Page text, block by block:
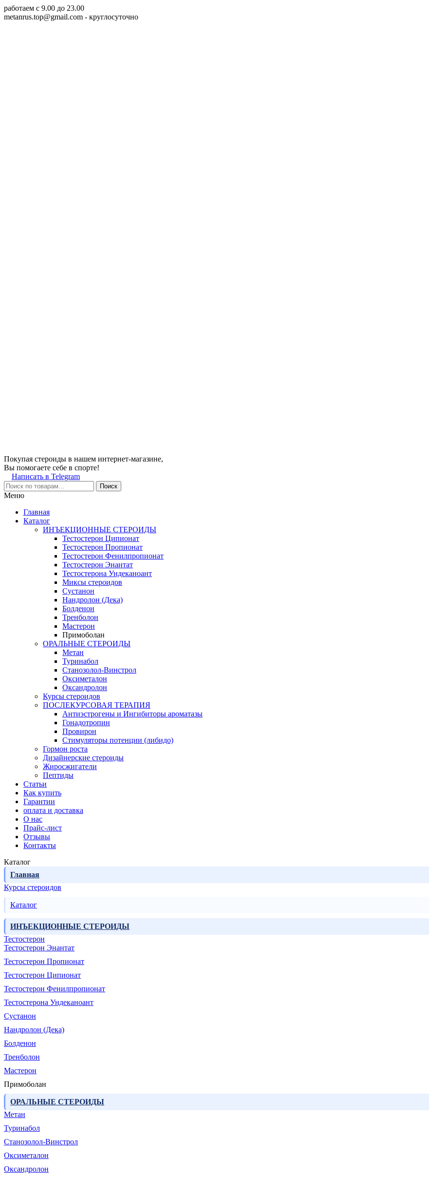
работаем c 9.00 до 23.00
metanrus.top@gmail.com - круглосуточно
Покупая стероиды в нашем интернет-магазине,
Вы помогаете себе в спорте!
Написать в Telegram
Поиск
Меню
Главная
Каталог
ИНЪЕКЦИОННЫЕ СТЕРОИДЫ
Тестостерон Ципионат
Тестостерон Пропионат
Тестостерон Фенилпропионат
Тестостерон Энантат
Тестостерона Ундеканоант
Миксы стероидов
Сустанон
Нандролон (Дека)
Болденон
Тренболон
Мастерон
Примоболан
ОРАЛЬНЫЕ СТЕРОИДЫ
Метан
Туринабол
Станозолол-Винстрол
Оксиметалон
Оксандролон
Курсы стероидов
ПОСЛЕКУРСОВАЯ ТЕРАПИЯ
Антиэстрогены и Ингибиторы ароматазы
Гонадотропин
Провирон
Стимуляторы потенции (либидо)
Гормон роста
Дизайнерские стероиды
Жиросжигатели
Пептиды
Статьи
Как купить
Гарантии
оплата и доставка
О нас
Прайс-лист
Отзывы
Контакты
Каталог
Главная
Курсы стероидов
Каталог
ИНЪЕКЦИОННЫЕ СТЕРОИДЫ
Тестостерон
Тестостерон Энантат
Тестостерон Пропионат
Тестостерон Ципионат
Тестостерон Фенилпропионат
Тестостерона Ундеканоант
Сустанон
Нандролон (Дека)
Болденон
Тренболон
Мастерон
Примоболан
ОРАЛЬНЫЕ СТЕРОИДЫ
Метан
Туринабол
Станозолол-Винстрол
Оксиметалон
Оксандролон